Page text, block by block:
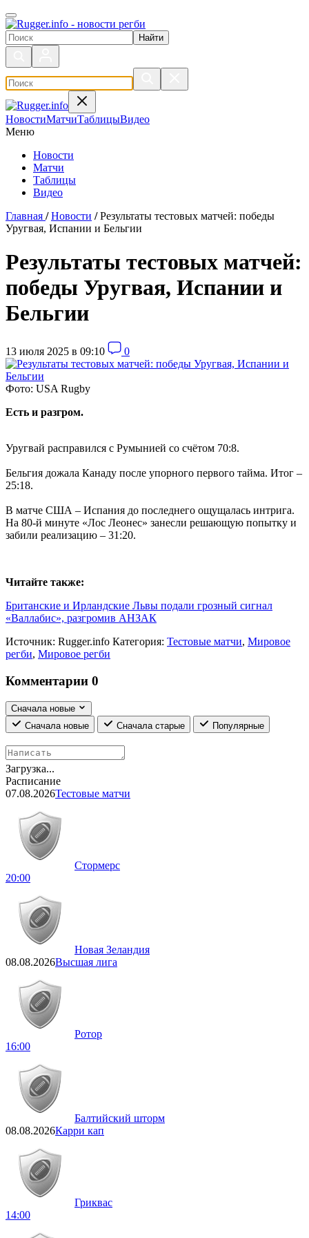
Поиск по сайту
НовостиМатчиТаблицыВидео
Меню
Новости
Матчи
Таблицы
Видео
Главная / Новости / Результаты тестовых матчей: победы
Уругвая, Испании и Бельгии
Результаты тестовых матчей:
победы Уругвая, Испании и
Бельгии
13 июля 2025 в 09:10 0
Фото: USA Rugby
Есть и разгром.
Уругвай расправился с Румынией со счётом 70:8.
Бельгия дожала Канаду после упорного первого тайма. Итог –
25:18.
В матче США – Испания до последнего ощущалась интрига.
На 80-й минуте «Лос Леонес» занесли решающую попытку и
забили реализацию – 31:20.
Читайте также:
Британские и Ирландские Львы подали грозный сигнал
«Валлабис», разгромив АНЗАК
Источник: Rugger.info Категория: Тестовые матчи, Мировое
регби, Мировое регби
Комментарии 0
Сначала новые
Сначала новые
Сначала старые Популярные
Загрузка...
Расписание
07.08.2026Тестовые матчи
Стормерс
20:00
Новая Зеландия
08.08.2026Высшая лига
Ротор
16:00
Балтийский шторм
08.08.2026Карри кап
Гриквас
14:00